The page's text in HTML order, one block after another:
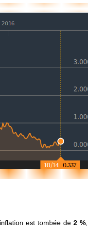
est tombée de 2 %